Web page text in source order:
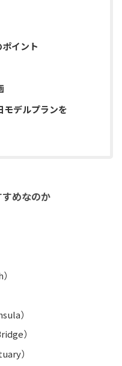
イント
モデルプランを
めなのか
）
）
）